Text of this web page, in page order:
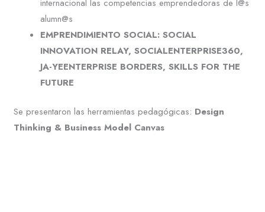
internacional las competencias emprendedoras de l@s
alumn@s
EMPRENDIMIENTO SOCIAL: SOCIAL
INNOVATION RELAY, SOCIALENTERPRISE360,
JA-YEENTERPRISE BORDERS, SKILLS FOR THE
FUTURE
Se presentaron las herramientas pedagógicas: Design
Thinking & Business Model Canvas